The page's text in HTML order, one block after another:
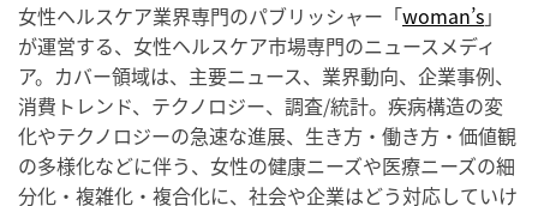
女性ヘルスケア業界専門のパブリッシャー「woman’s」
が運営する、女性ヘルスケア市場専門のニュースメディ
ア。カバー領域は、主要ニュース、業界動向、企業事例、
消費トレンド、テクノロジー、調査/統計。疾病構造の変
化やテクノロジーの急速な進展、生き方・働き方・価値観
の多様化などに伴う、女性の健康ニーズや医療ニーズの細
分化・複雑化・複合化に、社会や企業はどう対応していけ